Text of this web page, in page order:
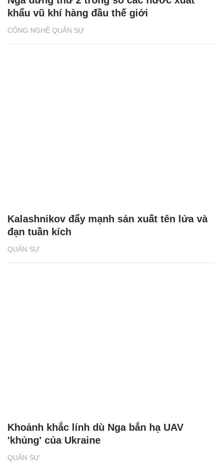
CÔNG NGHỆ QUÂN SỰ
khẩu vũ khí hàng đầu thế giới
QUÂN SỰ
Kalashnikov đẩy mạnh sản xuất tên lửa và
đạn tuần kích
QUÂN SỰ
Khoảnh khắc lính dù Nga bắn hạ UAV
'khủng' của Ukraine